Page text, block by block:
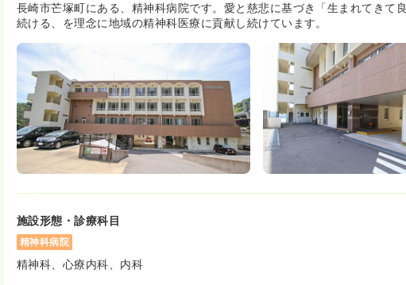
長崎市芒塚町にある、精神科病院です。愛と慈悲に基づき「生まれてきて
続ける、を理念に地域の精神科医療に貢献し続けています。
施設形態・診療科目
精神科病院
精神科、心療内科、内科